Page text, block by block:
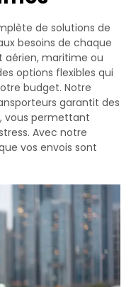
de solutions de
besoins de chaque
aérien, maritime ou
options flexibles qui
budget. Notre
garantit des
vous permettant
Avec notre
vos envois sont